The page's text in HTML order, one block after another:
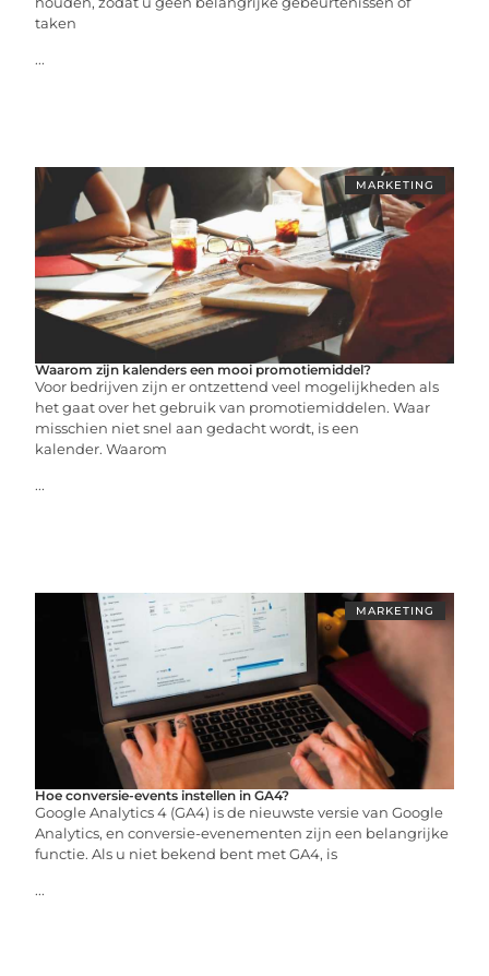
taken
...
MARKETING
Waarom zijn kalenders een mooi promotiemiddel?
Voor bedrijven zijn er ontzettend veel mogelijkheden als
het gaat over het gebruik van promotiemiddelen. Waar
misschien niet snel aan gedacht wordt, is een
kalender. Waarom
...
MARKETING
Hoe conversie-events instellen in GA4?
Google Analytics 4 (GA4) is de nieuwste versie van Google
Analytics, en conversie-evenementen zijn een belangrijke
functie. Als u niet bekend bent met GA4, is
...